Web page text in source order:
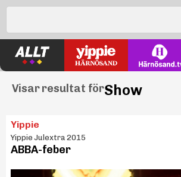
Visar resultat förShow
Yippie
Yippie Julextra 2015
ABBA-feber